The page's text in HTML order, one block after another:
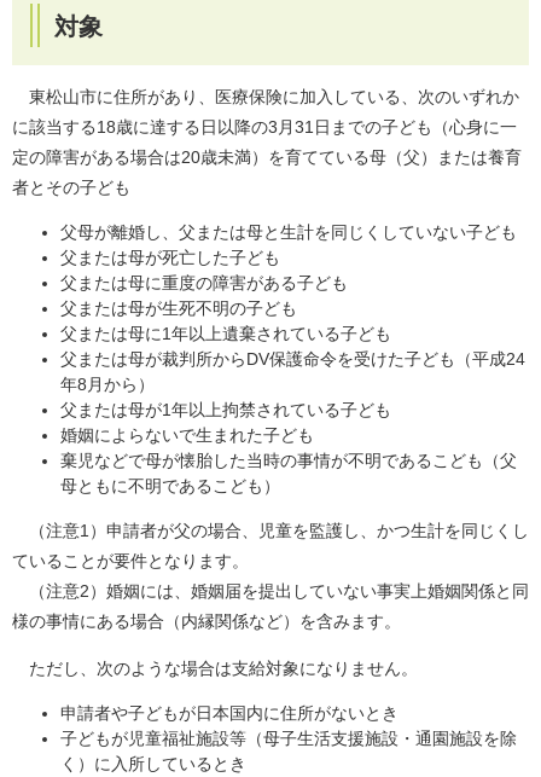
対象
東松山市に住所があり、医療保険に加入している、次のいずれか
に該当する18歳に達する日以降の3月31日までの子ども（心身に一
定の障害がある場合は20歳未満）を育てている母（父）または養育
者とその子ども
父母が離婚し、父または母と生計を同じくしていない子ども
父または母が死亡した子ども
父または母に重度の障害がある子ども
父または母が生死不明の子ども
父または母に1年以上遺棄されている子ども
父または母が裁判所からDV保護命令を受けた子ども（平成24
年8月から）
父または母が1年以上拘禁されている子ども
婚姻によらないで生まれた子ども
棄児などで母が懐胎した当時の事情が不明であるこども（父
母ともに不明であるこども）
（注意1）申請者が父の場合、児童を監護し、かつ生計を同じくし
ていることが要件となります。
（注意2）婚姻には、婚姻届を提出していない事実上婚姻関係と同
様の事情にある場合（内縁関係など）を含みます。
ただし、次のような場合は支給対象になりません。
申請者や子どもが日本国内に住所がないとき
子どもが児童福祉施設等（母子生活支援施設・通園施設を除
く）に入所しているとき